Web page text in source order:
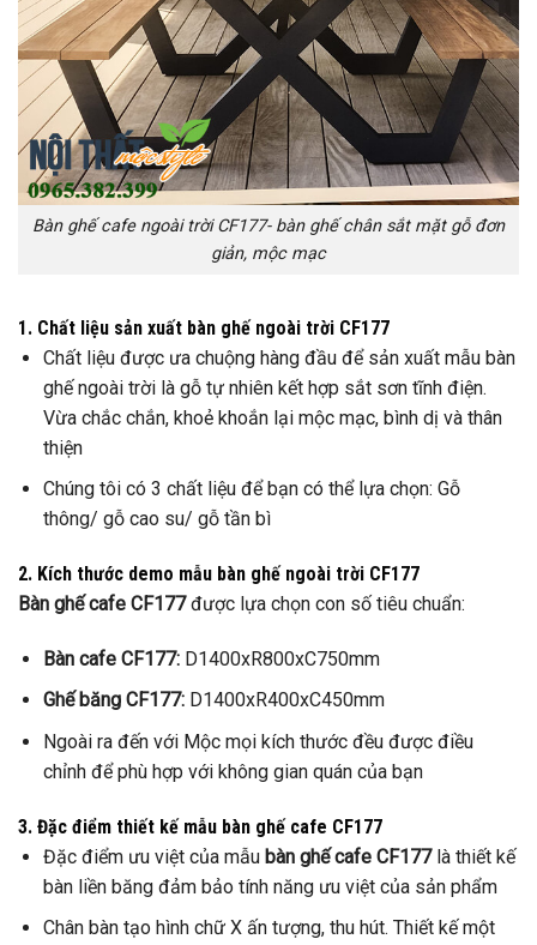
Bàn ghế cafe ngoài trời CF177- bàn ghế chân sắt mặt gỗ đơn
giản, mộc mạc
1. Chất liệu sản xuất bàn ghế ngoài trời CF177
Chất liệu được ưa chuộng hàng đầu để sản xuất mẫu bàn
ghế ngoài trời là gỗ tự nhiên kết hợp sắt sơn tĩnh điện.
Vừa chắc chắn, khoẻ khoắn lại mộc mạc, bình dị và thân
thiện
Chúng tôi có 3 chất liệu để bạn có thể lựa chọn: Gỗ
thông/ gỗ cao su/ gỗ tần bì
2. Kích thước demo mẫu bàn ghế ngoài trời CF177
Bàn ghế cafe CF177được lựa chọn con số tiêu chuẩn:
Bàn cafe CF177:D1400xR800xC750mm
Ghế băng CF177:D1400xR400xC450mm
Ngoài ra đến với Mộc mọi kích thước đều được điều
chỉnh để phù hợp với không gian quán của bạn
3. Đặc điểm thiết kế mẫu bàn ghế cafe CF177
Đặc điểm ưu việt của mẫu bàn ghế cafe CF177là thiết kế
bàn liền băng đảm bảo tính năng ưu việt của sản phẩm
Chân bàn tạo hình chữ X ấn tượng, thu hút. Thiết kế một